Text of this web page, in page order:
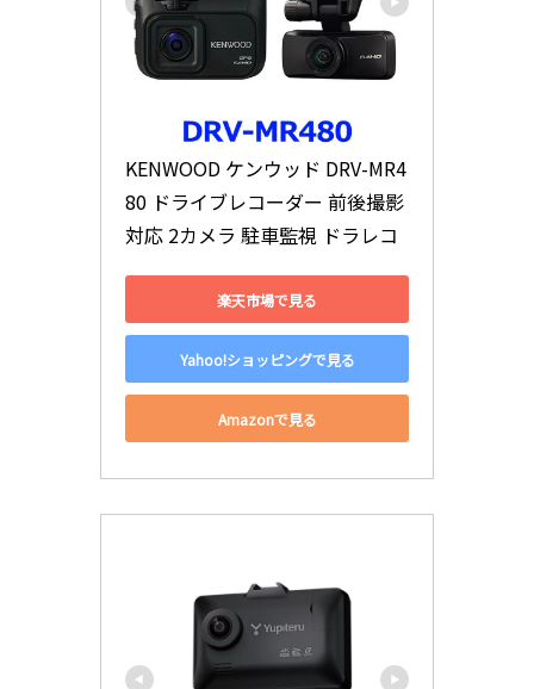
KENWOOD ケンウッド DRV-MR4
80 ドライブレコーダー 前後撮影
対応 2カメラ 駐車監視 ドラレコ
楽天市場で見る
Yahoo!ショッピングで見る
Amazonで見る